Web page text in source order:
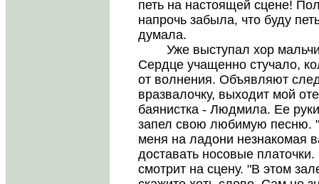
петь на настоящей сцене!
напрочь забыла, что буду
думала.
Уже выступал хор
Сердце учащенно стучало,
от волнения. Объявляют
вразвалочку, выходит мой
баянистка - Людмила. Ее
запел свою любимую песню.
меня на ладони незнакомая
доставать носовые
смотрит на сцену. "В этом